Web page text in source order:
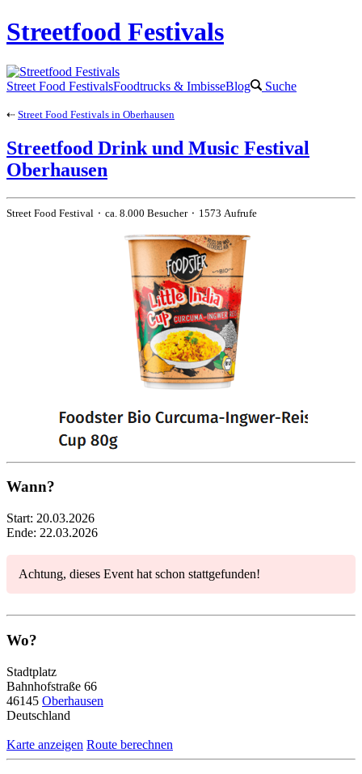
Streetfood Festivals
Street Food FestivalsFoodtrucks & ImbisseBlog Suche
⇠ Street Food Festivals in Oberhausen
Streetfood Drink und Music Festival
Oberhausen
Street Food Festival ⬝ ca. 8.000 Besucher ⬝ 1573 Aufrufe
Wann?
Start: 20.03.2026
Ende: 22.03.2026
Achtung, dieses Event hat schon stattgefunden!
Wo?
Stadtplatz
Bahnhofstraße 66
46145 Oberhausen
Deutschland
Karte anzeigen Route berechnen